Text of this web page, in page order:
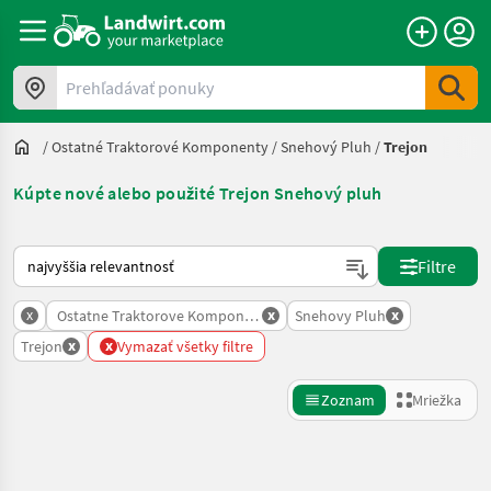
Prehľadávať ponuky
/Ostatné Traktorové Komponenty /Snehový Pluh /Trejon
Kúpte nové alebo použité Trejon Snehový pluh
Takto sa vykonáva triedenie na Landwirt.com
Filtre
x Ostatne Traktorove Komponenty
x Snehovy Pluh x
Trejon x x Vymazať všetky filtre
Zoznam Mriežka